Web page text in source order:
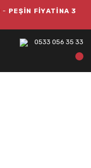
- PEŞİN FİYATİNA 3
0533 056 35 33